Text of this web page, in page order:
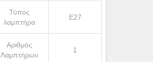
Τύπος
λαμπτήρα
Ε27
Αριθμός
Λαμπτήρων
1